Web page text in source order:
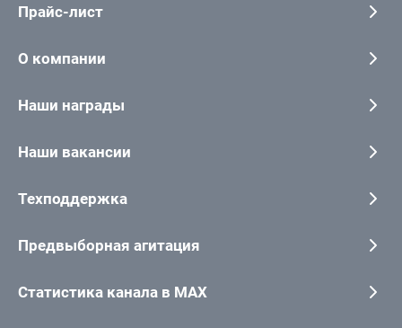
Прайс-лист
О компании
Наши награды
Наши вакансии
Техподдержка
Предвыборная агитация
Статистика канала в MAX